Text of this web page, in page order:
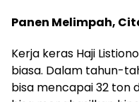
Panen Melimpah,
Kerja keras Haji
biasa. Dalam tahun-
bisa mencapai 32 ton